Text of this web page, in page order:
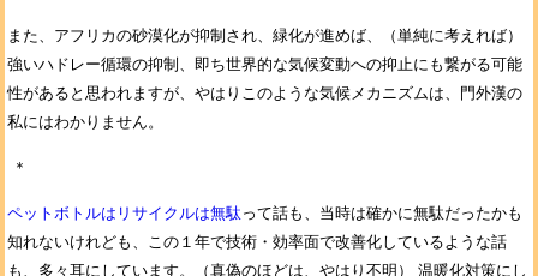
また、アフリカの砂漠化が抑制され、緑化が進めば、（単純に考えれば）
強いハドレー循環の抑制、即ち世界的な気候変動への抑止にも繋がる可能
性があると思われますが、やはりこのような気候メカニズムは、門外漢の
私にはわかりません。
＊
ペットボトルはリサイクルは無駄 って話も、当時は確かに無駄だったかも
知れないけれども、この１年で技術・効率面で改善化しているような話
も、多々耳にしています。（真偽のほどは、やはり不明） 温暖化対策にし